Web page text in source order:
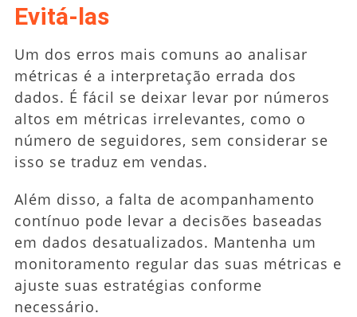
Evitá-las
Um dos erros mais comuns ao analisar
métricas é a interpretação errada dos
dados. É fácil se deixar levar por números
altos em métricas irrelevantes, como o
número de seguidores, sem considerar se
isso se traduz em vendas.
Além disso, a falta de acompanhamento
contínuo pode levar a decisões baseadas
em dados desatualizados. Mantenha um
monitoramento regular das suas métricas e
ajuste suas estratégias conforme
necessário.